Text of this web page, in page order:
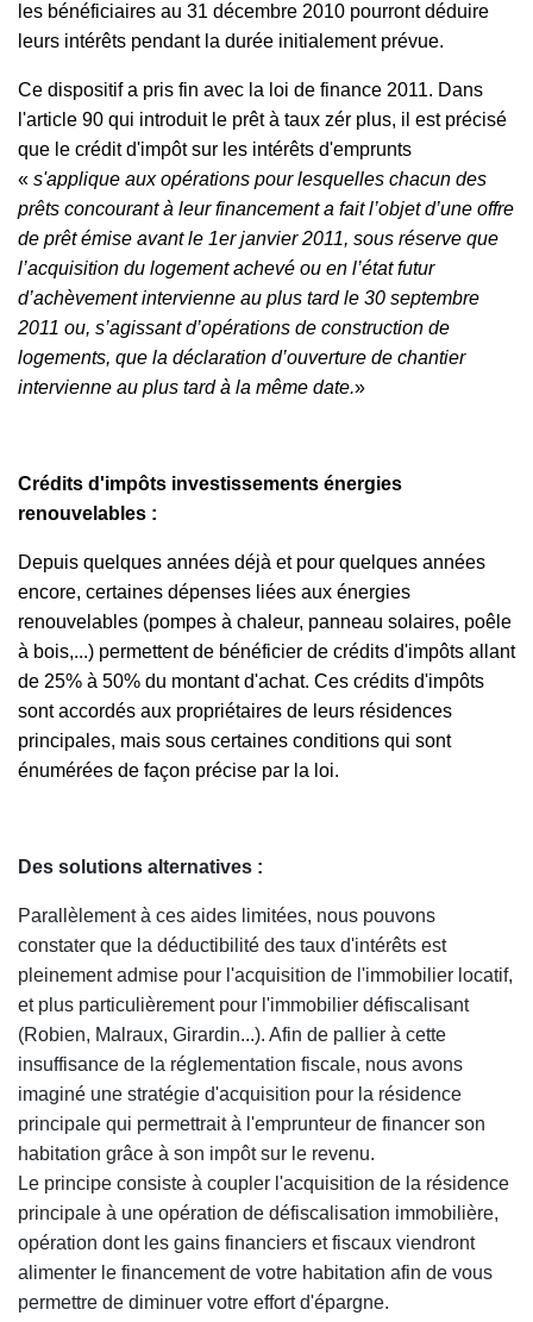
les bénéficiaires au 31 décembre 2010 pourront déduire
leurs intérêts pendant la durée initialement prévue.
Ce dispositif a pris fin avec la loi de finance 2011. Dans
l'article 90 qui introduit le prêt à taux zér plus, il est précisé
que le crédit d'impôt sur les intérêts d'emprunts
« s'applique aux opérations pour lesquelles chacun des
prêts concourant à leur financement a fait l’objet d’une offre
de prêt émise avant le 1er janvier 2011, sous réserve que
l’acquisition du logement achevé ou en l’état futur
d’achèvement intervienne au plus tard le 30 septembre
2011 ou, s’agissant d’opérations de construction de
logements, que la déclaration d’ouverture de chantier
intervienne au plus tard à la même date.»
Crédits d'impôts investissements énergies
renouvelables :
Depuis quelques années déjà et pour quelques années
encore, certaines dépenses liées aux énergies
renouvelables (pompes à chaleur, panneau solaires, poêle
à bois,...) permettent de bénéficier de crédits d'impôts allant
de 25% à 50% du montant d'achat. Ces crédits d'impôts
sont accordés aux propriétaires de leurs résidences
principales, mais sous certaines conditions qui sont
énumérées de façon précise par la loi.
Des solutions alternatives :
Parallèlement à ces aides limitées, nous pouvons
constater que la déductibilité des taux d'intérêts est
pleinement admise pour l'acquisition de l'immobilier locatif,
et plus particulièrement pour l'immobilier défiscalisant
(Robien, Malraux, Girardin...). Afin de pallier à cette
insuffisance de la réglementation fiscale, nous avons
imaginé une stratégie d'acquisition pour la résidence
principale qui permettrait à l'emprunteur de financer son
habitation grâce à son impôt sur le revenu.
Le principe consiste à coupler l'acquisition de la résidence
principale à une opération de défiscalisation immobilière,
opération dont les gains financiers et fiscaux viendront
alimenter le financement de votre habitation afin de vous
permettre de diminuer votre effort d'épargne.